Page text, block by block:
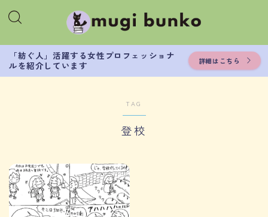
「紡ぐ人」活躍する女性プロフェッショナ
ルを紹介しています
詳細はこちら
TAG
登校